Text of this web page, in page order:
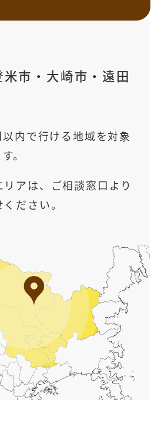
米市 ・ 大崎市 ・ 遠田
内で行ける地域を対象
。
リアは、ご相談窓口より
ださい。